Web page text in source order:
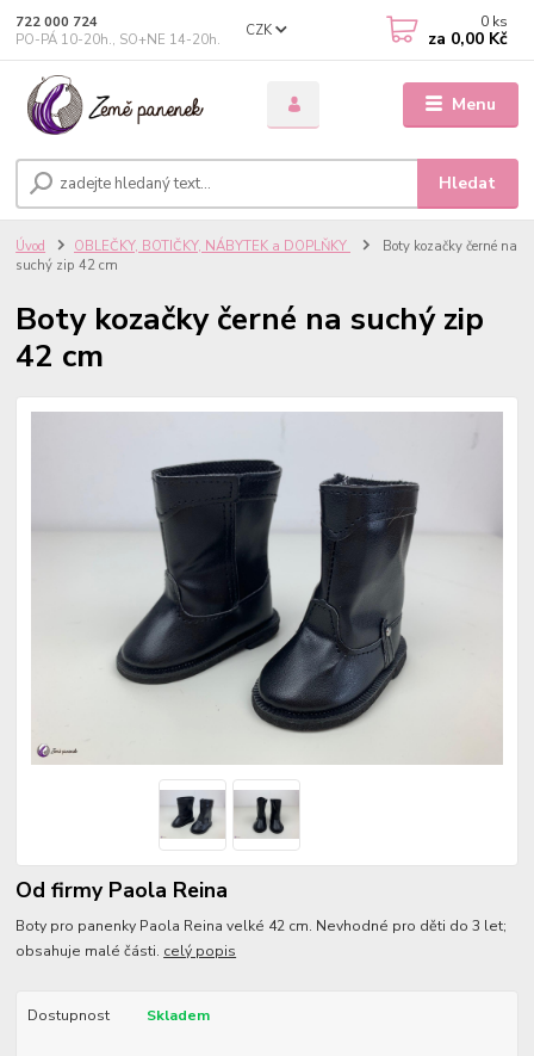
Menu
CZK
Hledat
722 000 724
PO-PÁ 10-20h., SO+NE 14-20h.
0 ks
za 0,00 Kč
Úvod OBLEČKY, BOTIČKY, NÁBYTEK a DOPLŇKY
Boty kozačky černé na
suchý zip 42 cm
Boty kozačky černé na suchý zip
42 cm
Od firmy Paola Reina
Boty pro panenky Paola Reina velké 42 cm. Nevhodné pro děti do 3 let;
obsahuje malé části. celý popis
Dostupnost Skladem